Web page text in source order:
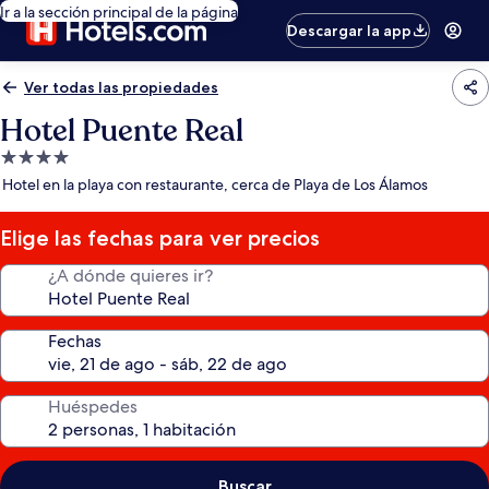
Ir a la sección principal de la página
Descargar la app
Ver todas las propiedades
Hotel Puente Real
Propiedad
de
estrellas
Hotel en la playa con restaurante, cerca de Playa de Los Álamos
Elige las fechas para ver precios
¿A dónde quieres ir?
Fechas
Huéspedes